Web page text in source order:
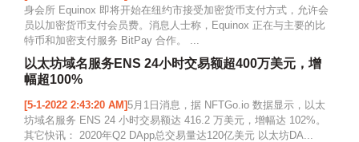
身会所 Equinox 即将开始在纽约市接受加密货币支付方式，允许会
员以加密货币支付会员费。消息人士称，Equinox 正在与主要的比
特币和加密支付服务 BitPay 合作。 ...
以太坊域名服务ENS 24小时交易额超400万美元，增
幅超100%
[5-1-2022 2:43:20 AM]5月1日消息，据 NFTGo.io 数据显示，以太
坊域名服务 ENS 24 小时交易额达 416.2 万美元，增幅达 102%。
其它快讯： 2020年Q2 DApp总交易量达120亿美元 以太坊DA...